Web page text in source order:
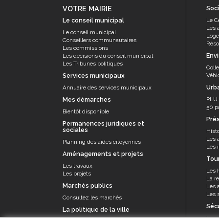
VOTRE MAIRIE
Le conseil municipal
Le conseil municipal
Conseillers communautaires
Les commissions
Les décisions du conseil municipal
Les Tribunes politiques
Services municipaux
Annuaire des services municipaux
Mes démarches
Bientôt disponible
Permanences juridiques et
sociales
Planning des aides citoyennes
Aménagements et projets
Les travaux
Les projets
Marchés publics
Consultez les marchés
La politique de la ville
Le
Les
PLU
50
Les
Les
Les
La
Les
Les